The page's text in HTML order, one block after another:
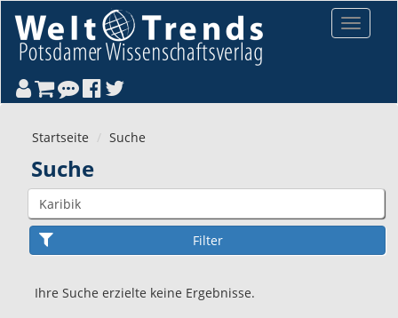
Toggle
Startseite Suche
Suche
Ihre Suche erzielte keine Ergebnisse.